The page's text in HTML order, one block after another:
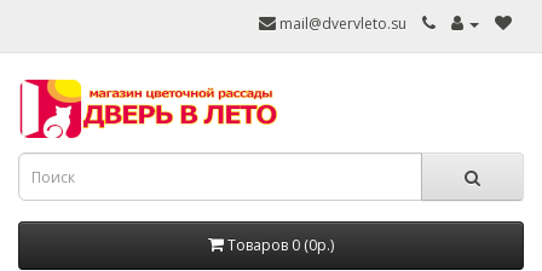
mail@dvervleto.su
Товаров 0 (0р.)